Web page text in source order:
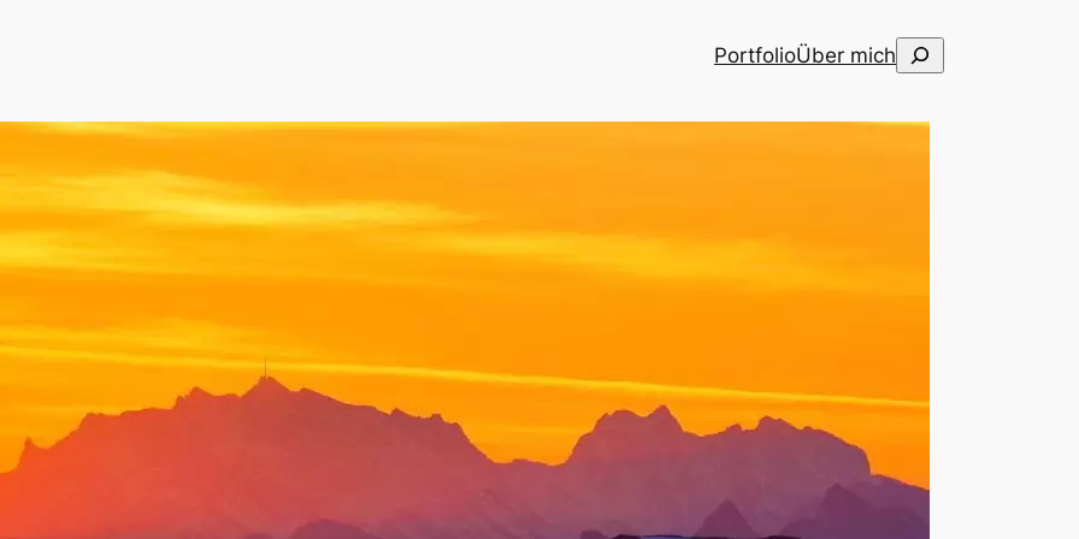
PortfolioÜber mich Suchen